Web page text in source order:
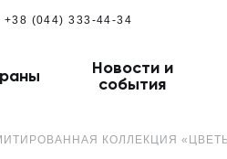
+38 (044) 333-44-34
Новости и
события
КОЛЛЕКЦИЯ «ЦВЕТЫ»